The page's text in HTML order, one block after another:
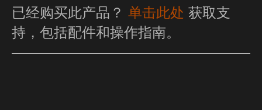
已经购买此产品？ 单击此处 获取支
持，包括配件和操作指南。